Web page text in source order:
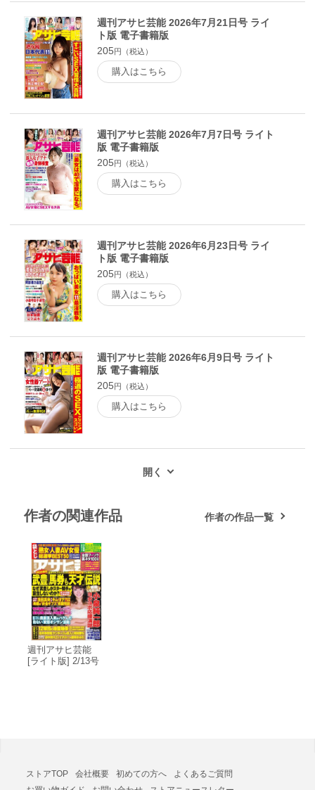
が始まった 大本命はギャル男芸人で、ダンボール男、女優の
兄も群がって…●ズバリＳＥＸ解説 性交痛治療の権威 女医が
指南する「濡れる女性器攻略」の極意「５ミリ振動」でイカせ
るＧスポット刺激技 会陰からの順向性ビラビラ愛撫で…●独
走ドキュメント第238弾 山口組「４派乱立」 ウクライナ大
統領にも負けない「戦時宰相」六代目山口組司組長「同胞よ、
立ち上がれ！」の真意
週刊アサヒ芸能 2026年7月21日号 ライ
ト版 電子書籍版
205円（税込）
購入はこちら
週刊アサヒ芸能 2026年7月7日号 ライト
版 電子書籍版
205円（税込）
購入はこちら
週刊アサヒ芸能 2026年6月23日号 ライ
ト版 電子書籍版
205円（税込）
購入はこちら
週刊アサヒ芸能 2026年6月9日号 ライト
版 電子書籍版
205円（税込）
購入はこちら
作者の関連作品 作者の作品一覧
週刊アサヒ芸能
[ライト版] 2/13号
ストアTOP 会社概要 初めての方へ
よくあるご質問